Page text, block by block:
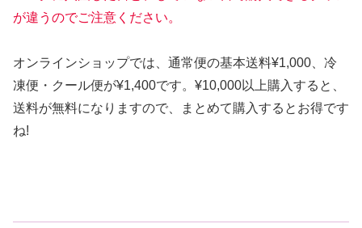
が違うのでご注意ください。
オンラインショップでは、通常便の基本送料¥1,000、冷
凍便・クール便が¥1,400です。¥10,000以上購入すると、
送料が無料になりますので、まとめて購入するとお得です
ね!